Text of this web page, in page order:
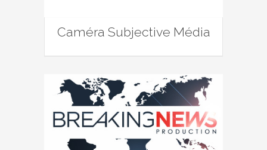
Caméra Subjective Média